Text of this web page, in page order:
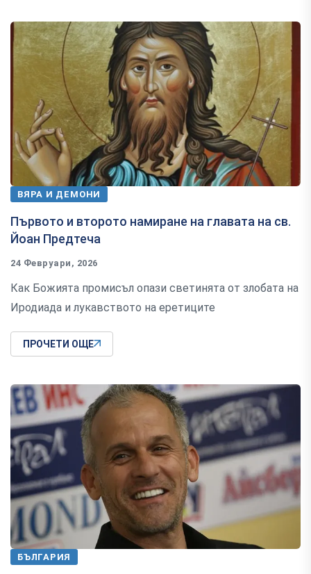
ВЯРА И ДЕМОНИ
Първото и второто намиране на главата на св.
Йоан Предтеча
24 Февруари, 2026
Как Божията промисъл опази светинята от злобата на
Иродиада и лукавството на еретиците
ПРОЧЕТИ ОЩЕ
БЪЛГАРИЯ